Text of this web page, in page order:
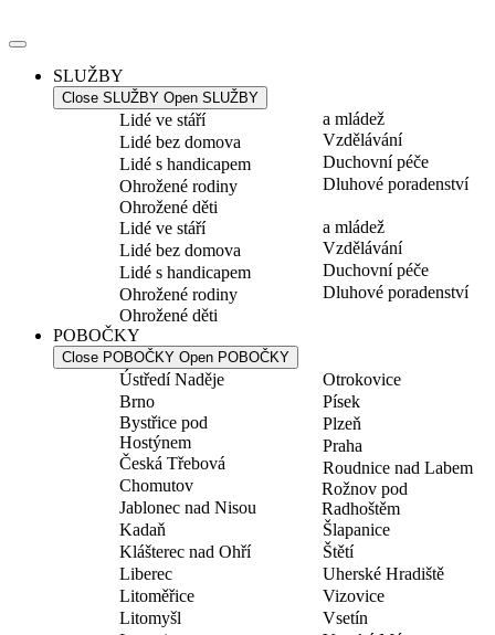
k
SLUŽBY
Close SLUŽBY Open SLUŽBY
Lidé ve stáří
Lidé bez domova
Lidé s handicapem
Ohrožené rodiny
Ohrožené děti
a mládež
Vzdělávání
Duchovní péče
Dluhové poradenství
Lidé ve stáří
Lidé bez domova
Lidé s handicapem
Ohrožené rodiny
Ohrožené děti
a mládež
Vzdělávání
Duchovní péče
Dluhové poradenství
POBOČKY
Close POBOČKY Open POBOČKY
Ústředí Naděje
Brno
Bystřice pod
Hostýnem
Česká Třebová
Chomutov
Jablonec nad Nisou
Kadaň
Klášterec nad Ohří
Liberec
Litoměřice
Litomyšl
Otrokovice
Písek
Plzeň
Praha
Roudnice nad Labem
Rožnov pod
Radhoštěm
Šlapanice
Štětí
Uherské Hradiště
Vizovice
Vsetín